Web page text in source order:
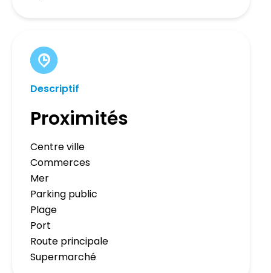
Descriptif
Proximités
Centre ville
Commerces
Mer
Parking public
Plage
Port
Route principale
Supermarché